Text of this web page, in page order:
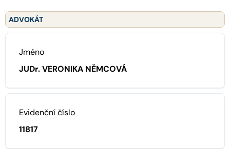
ADVOKÁT
Jméno
JUDr. VERONIKA NĚMCOVÁ
Evidenční číslo
11817